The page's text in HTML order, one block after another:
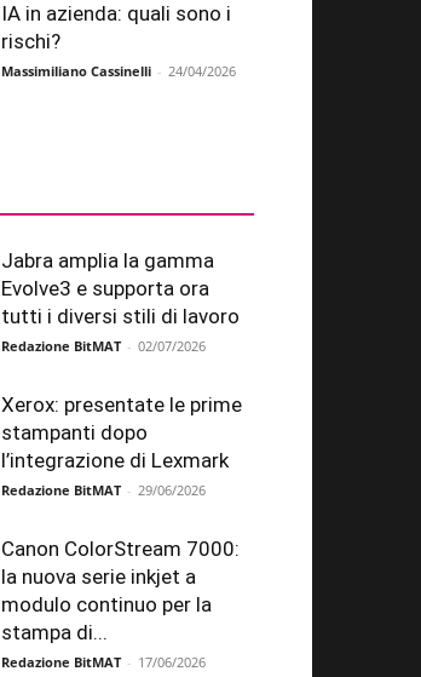
IA in azienda: quali sono i
rischi?
Massimiliano Cassinelli - 24/04/2026
Jabra amplia la gamma
Evolve3 e supporta ora
tutti i diversi stili di lavoro
Redazione BitMAT - 02/07/2026
Xerox: presentate le prime
stampanti dopo
l’integrazione di Lexmark
Redazione BitMAT - 29/06/2026
Canon ColorStream 7000:
la nuova serie inkjet a
modulo continuo per la
stampa di...
Redazione BitMAT - 17/06/2026